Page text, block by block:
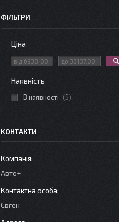
ФІЛЬТРИ
Ціна
Наявність
В наявності 5
КОНТАКТИ
Авто+
Євген